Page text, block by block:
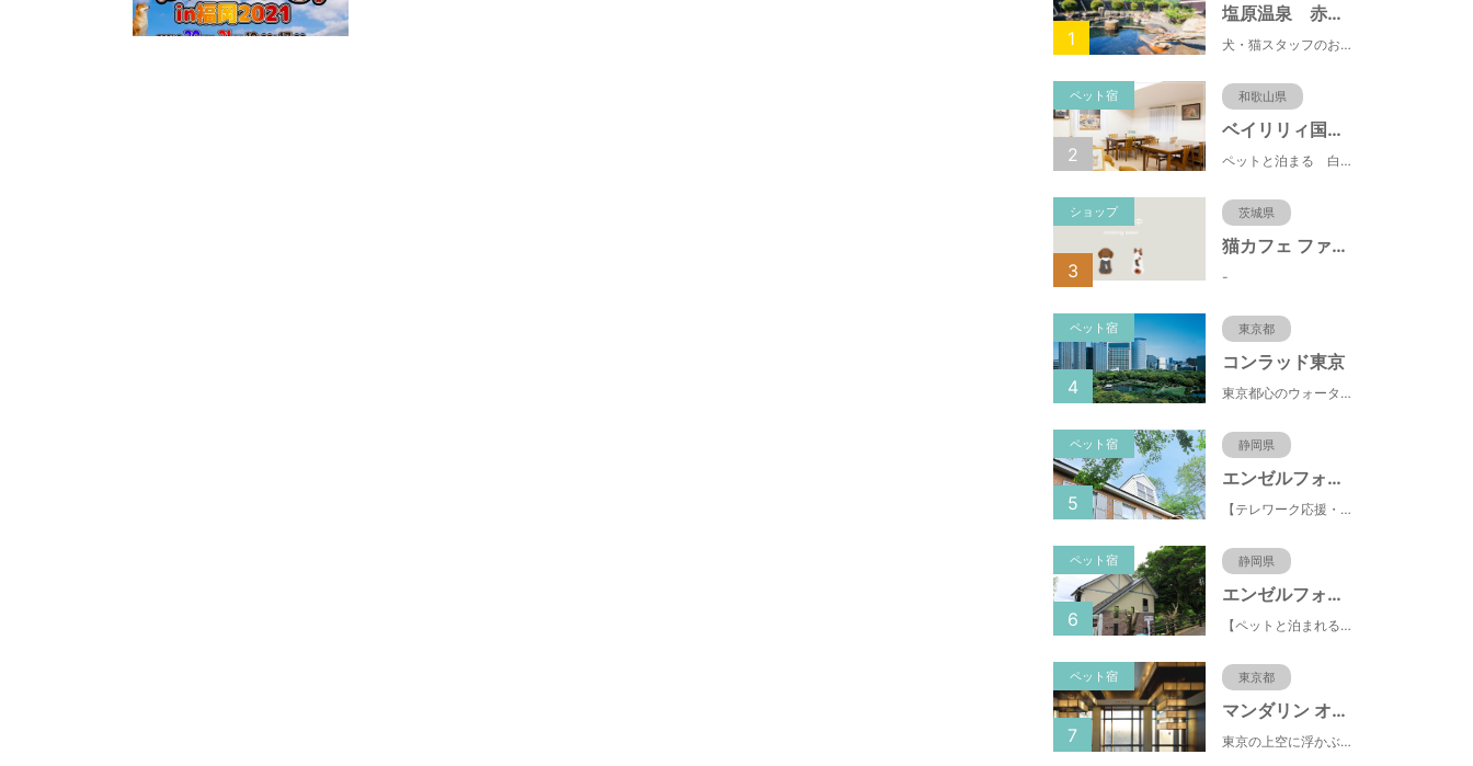
塩原温泉 赤沢温泉旅館
犬・猫スタッフのおもてニャしが魅力のひとつ♪大自然に囲まれた隠れ家的宿で癒やしの休日を。
1
ペット宿 和歌山県
ベイリリィ国民宿舎しらゆり荘
ペットと泊まる 白浜温泉 ベイリリィ国民宿舎しらゆり荘
2
ショップ 茨城県
猫カフェ ファミリーズ
-
3
ペット宿 東京都
コンラッド東京
東京都心のウォーターフロントに位置し、都内全域へのアクセスへも便利なコンラッド東京は、銀座や新橋へ徒歩圏内、明治神宮や浅草、六本木などの観光・ショッピングエリアにもアクセス至便。また、東京駅まで10分、羽田空港まで25分、丸の内などの主要ビジネス街へのアクセスにも優れ、ビジネスにも最適のロケーションです。
4
ペット宿 静岡県
エンゼルフォレスト伊豆スカイライン
【テレワーク応援・ペットと泊まれる】ゴルフ場隣接のまるごと貸切別荘（自炊OK）
5
ペット宿 静岡県
エンゼルフォレスト伊豆高原(赤沢望洋台)
【ペットと泊まれる】源泉かけ流し温泉付の1棟貸切別荘（自炊OK）全別荘内装リフォーム済み♪
6
ペット宿 東京都
マンダリン オリエンタル 東京
東京の上空に浮かぶマンダリン オリエンタル 東京は、眼下にすばらしい風景が広がるラグジュアリーな5つ星ホテルです。凜とした風格ある佇まいと和モダンのスタイルに、最新鋭のテクノロジー、定評あるスパ、驚きと感動に満ちた食体験、卓越したサービスを融合させ、真心を込めてお客さまをおもてなしいたします。
7